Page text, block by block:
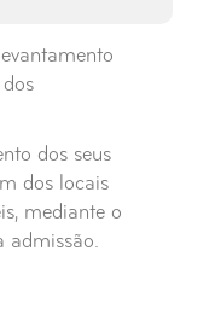
dos seus
dos locais
mediante o
admissão.